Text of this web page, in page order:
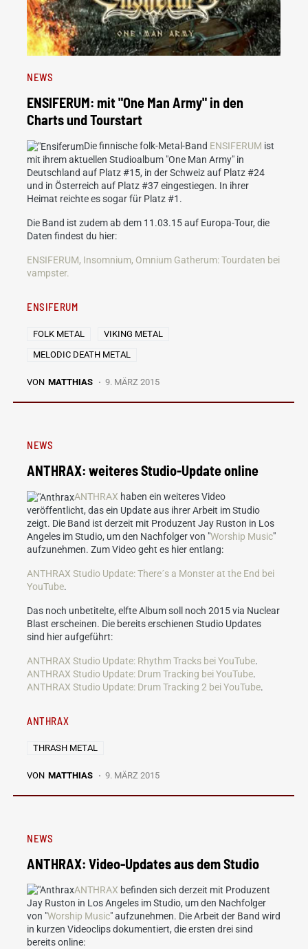
NEWS
ENSIFERUM: mit "One Man Army" in den
Charts und Tourstart
Die finnische folk-Metal-Band ENSIFERUM ist
mit ihrem aktuellen Studioalbum "One Man Army" in
Deutschland auf Platz #15, in der Schweiz auf Platz #24
und in Österreich auf Platz #37 eingestiegen. In ihrer
Heimat reichte es sogar für Platz #1.
Die Band ist zudem ab dem 11.03.15 auf Europa-Tour, die
Daten findest du hier:
ENSIFERUM, Insomnium, Omnium Gatherum: Tourdaten bei
vampster.
ENSIFERUM
FOLK METAL
VIKING METAL
MELODIC DEATH METAL
VON MATTHIAS 9. MÄRZ 2015
NEWS
ANTHRAX: weiteres Studio-Update online
ANTHRAX haben ein weiteres Video
veröffentlicht, das ein Update aus ihrer Arbeit im Studio
zeigt. Die Band ist derzeit mit Produzent Jay Ruston in Los
Angeles im Studio, um den Nachfolger von "Worship Music"
aufzunehmen. Zum Video geht es hier entlang:
ANTHRAX Studio Update: There´s a Monster at the End bei
YouTube.
Das noch unbetitelte, elfte Album soll noch 2015 via Nuclear
Blast erscheinen. Die bereits erschienen Studio Updates
sind hier aufgeführt:
ANTHRAX Studio Update: Rhythm Tracks bei YouTube.
ANTHRAX Studio Update: Drum Tracking bei YouTube.
ANTHRAX Studio Update: Drum Tracking 2 bei YouTube.
ANTHRAX
THRASH METAL
VON MATTHIAS 9. MÄRZ 2015
NEWS
ANTHRAX: Video-Updates aus dem Studio
ANTHRAX befinden sich derzeit mit Produzent
Jay Ruston in Los Angeles im Studio, um den Nachfolger
von "Worship Music" aufzunehmen. Die Arbeit der Band wird
in kurzen Videoclips dokumentiert, die ersten drei sind
bereits online: